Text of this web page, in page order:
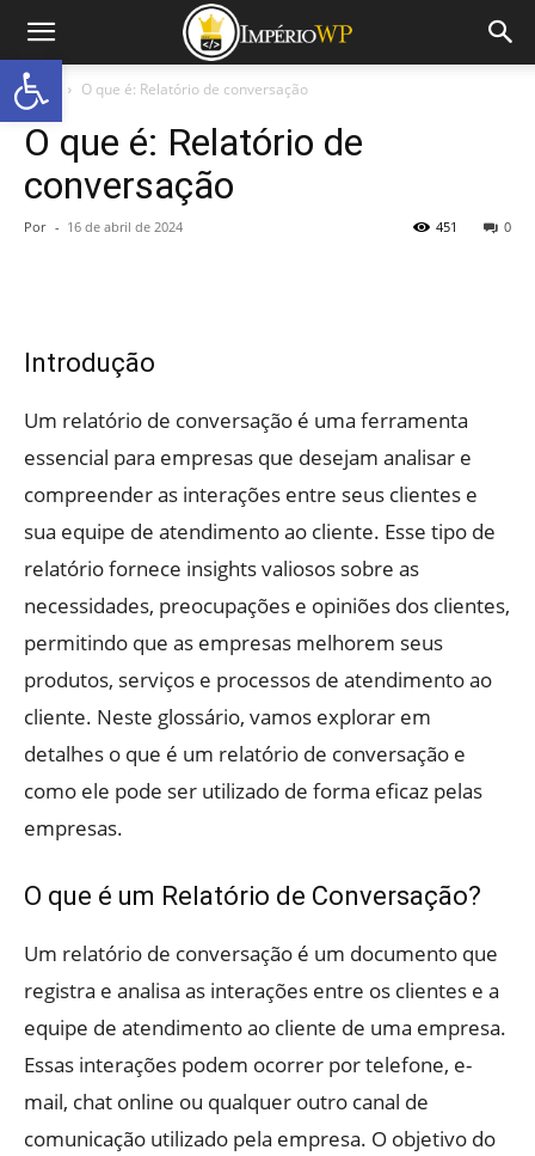
Início O que é: Relatório de conversação
O que é: Relatório de
conversação
Por - 16 de abril de 2024 0
451
Introdução
Um relatório de conversação é uma ferramenta
essencial para empresas que desejam analisar e
compreender as interações entre seus clientes e
sua equipe de atendimento ao cliente. Esse tipo de
relatório fornece insights valiosos sobre as
necessidades, preocupações e opiniões dos clientes,
permitindo que as empresas melhorem seus
produtos, serviços e processos de atendimento ao
cliente. Neste glossário, vamos explorar em
detalhes o que é um relatório de conversação e
como ele pode ser utilizado de forma eficaz pelas
empresas.
O que é um Relatório de Conversação?
Um relatório de conversação é um documento que
registra e analisa as interações entre os clientes e a
equipe de atendimento ao cliente de uma empresa.
Essas interações podem ocorrer por telefone, e-
mail, chat online ou qualquer outro canal de
comunicação utilizado pela empresa. O objetivo do
Abrir a barra de ferramentas